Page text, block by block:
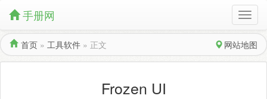
手册网
首页 » 工具软件 » 正文 网站地图
Frozen UI